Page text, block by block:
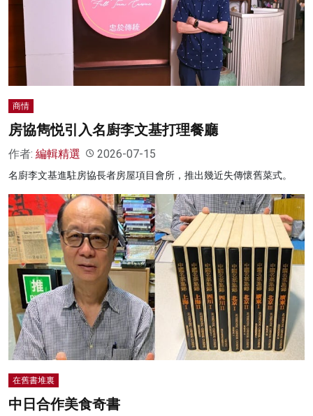
影片
名家榜
灼見活動
商情
房協雋悦引入名廚李文基打理餐廳
作者: 編輯精選 2026-07-15
名廚李文基進駐房協長者房屋項目會所，推出幾近失傳懷舊菜式。
在舊書堆裏
中日合作美食奇書